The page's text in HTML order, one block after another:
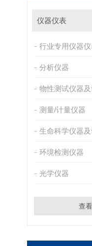
仪器仪表
行业专用仪器仪
分析仪器
物性测试仪器
测量/计量仪器
生命科学仪器
环境检测仪器
光学仪器
查